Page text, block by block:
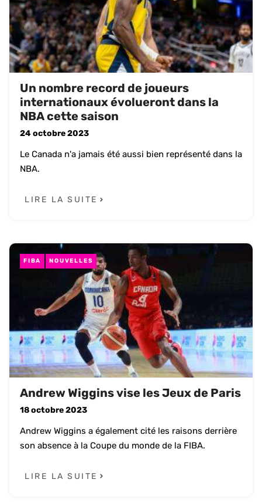
Un nombre record de joueurs
internationaux évolueront dans la
NBA cette saison
24 octobre 2023
Le Canada n'a jamais été aussi bien représenté dans la
NBA.
LIRE LA SUITE
FIBA NOUVELLES
Andrew Wiggins vise les Jeux de Paris
18 octobre 2023
Andrew Wiggins a également cité les raisons derrière
son absence à la Coupe du monde de la FIBA.
LIRE LA SUITE